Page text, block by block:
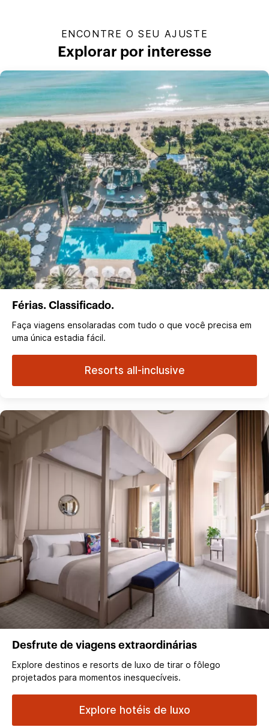
ENCONTRE O SEU AJUSTE
Explorar por interesse
Férias. Classificado.
Faça viagens ensolaradas com tudo o que você precisa em
uma única estadia fácil.
Resorts all-inclusive
Desfrute de viagens extraordinárias
Explore destinos e resorts de luxo de tirar o fôlego
projetados para momentos inesquecíveis.
Explore hotéis de luxo